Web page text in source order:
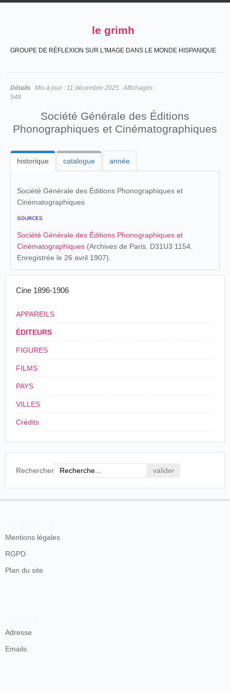
le grimh
GROUPE DE RÉFLEXION SUR L'IMAGE DANS LE MONDE HISPANIQUE
Détails Mis à jour : 11 décembre 2025 Affichages :
548
Société Générale des Éditions
Phonographiques et Cinématographiques
historique catalogue année
Société Générale des Éditions Phonographiques et
Cinématographiques
SOURCES
Société Générale des Éditions Phonographiques et
Cinématographiques (Archives de Paris. D31U3 1154.
Enregistrée le 26 avril 1907).
Cine 1896-1906
APPAREILS
ÉDITEURS
FIGURES
FILMS
PAYS
VILLES
Crédits
Rechercher
Mentions légales
RGPD
Plan du site
Adresse
Emails